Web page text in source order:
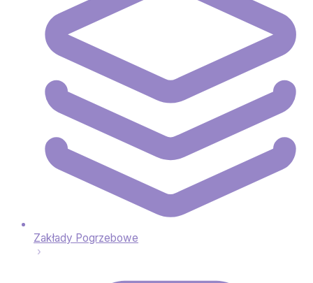
Zakłady Pogrzebowe